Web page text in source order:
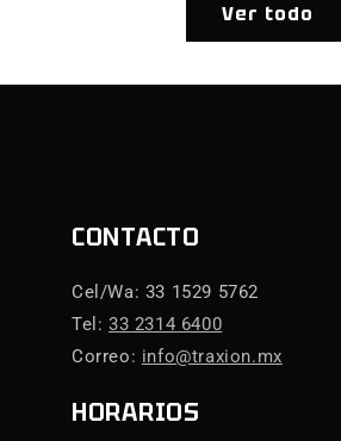
Ver todo
CONTACTO
Cel/Wa: 33 1529 5762
Tel:33 2314 6400
Correo: info@traxion.mx
HORARIOS